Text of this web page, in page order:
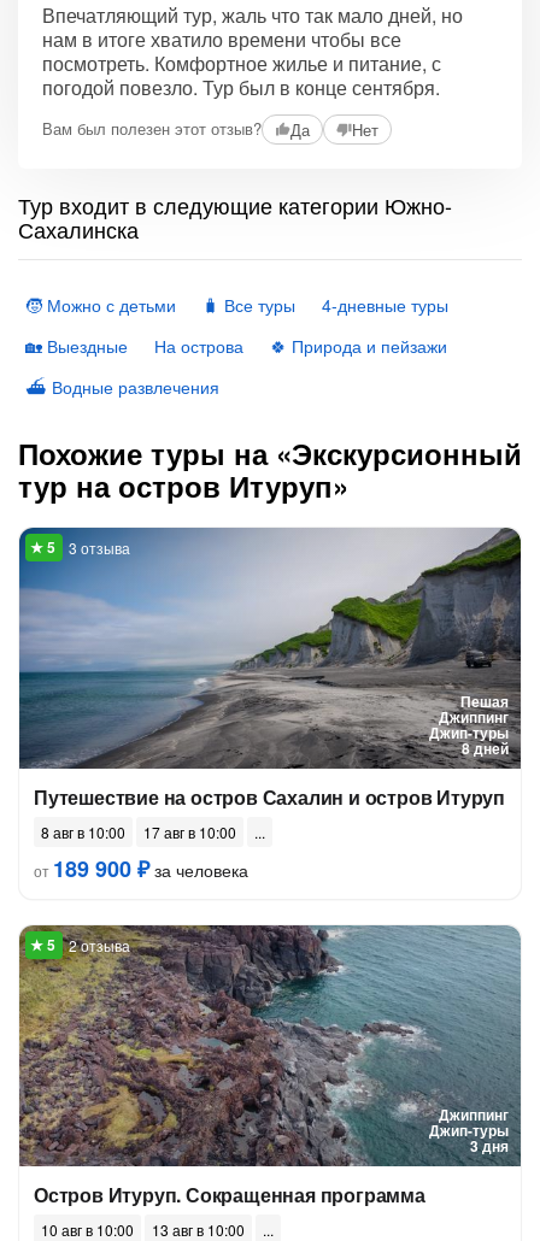
Впечатляющий тур, жаль что так мало дней, но
нам в итоге хватило времени чтобы все
посмотреть. Комфортное жилье и питание, с
погодой повезло. Тур был в конце сентября.
Вам был полезен этот отзыв? Да Нет
Тур входит в следующие категории Южно-
Сахалинска
🧒 Можно с детьми 🧳 Все туры
4-дневные туры
🏡 Выездные
На острова
🍀 Природа и пейзажи
⛴ Водные развлечения
Похожие туры на «Экскурсионный
тур на остров Итуруп»
Пешая
Джиппинг
Джип-туры
8 дней
3 отзыва
Путешествие на остров Сахалин и остров Итуруп
8 авг в 10:00
17 авг в 10:00
от 189 900 ₽за человека
Джиппинг
Джип-туры
3 дня
2 отзыва
Остров Итуруп. Сокращенная программа
10 авг в 10:00
13 авг в 10:00